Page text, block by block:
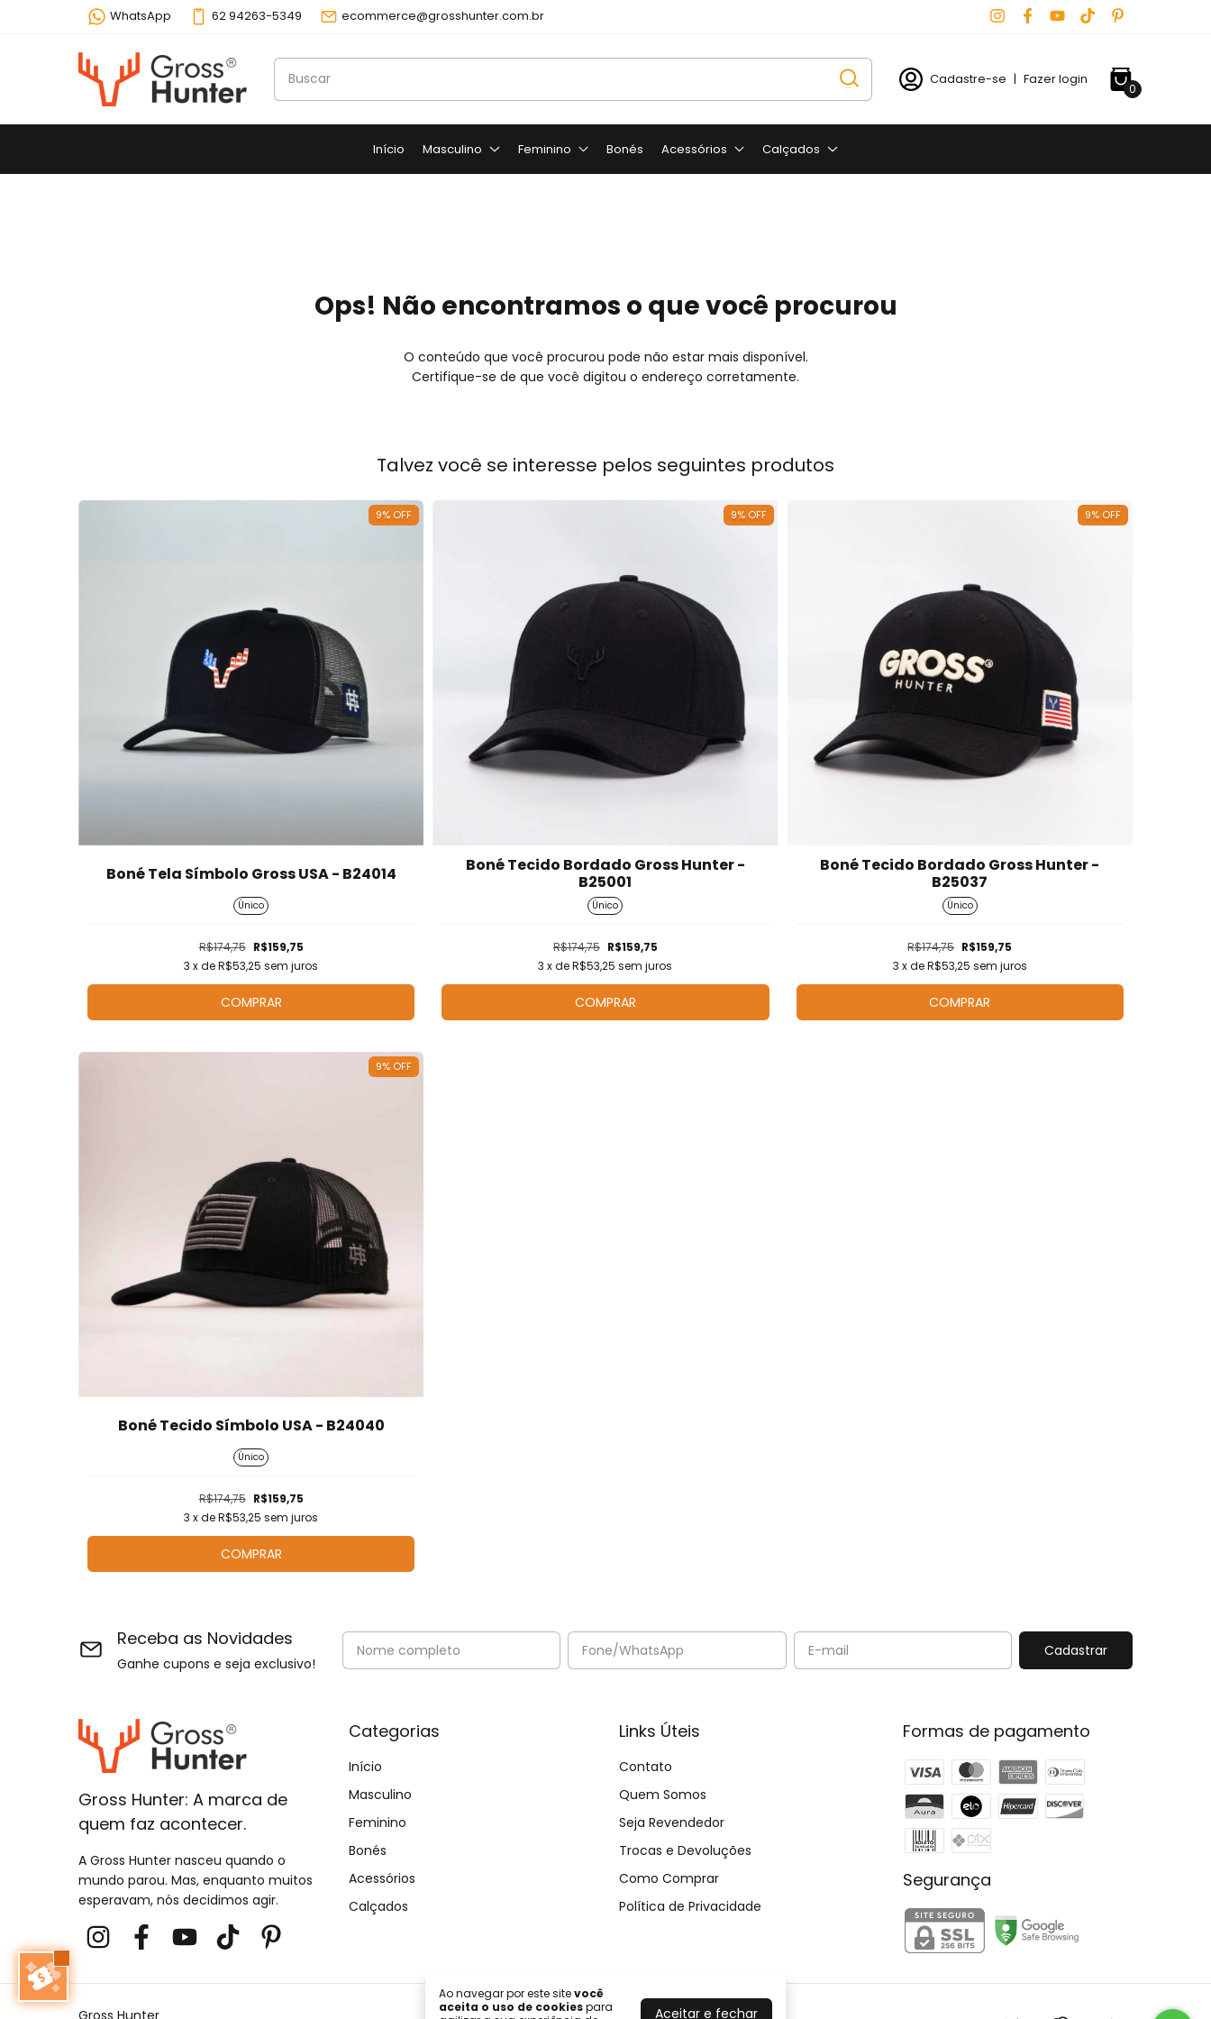
WhatsApp 62 94263-5349 ecommerce@grosshunter.com.br
Cadastre-se | Fazer login
0
Início Masculino Feminino Bonés Acessórios Calçados
Ao navegar por este sitevocê
aceita o uso de cookiespara
Aceitar e fechar
Ops! Não encontramos o que você procurou
O conteúdo que você procurou pode não estar mais disponível.
Certifique-se de que você digitou o endereço corretamente.
Talvez você se interesse pelos seguintes produtos
9% OFF
Boné Tela Símbolo Gross USA - B24014
Único
R$174,75 R$159,75
3 x deR$53,25 sem juros
COMPRAR
9% OFF
Boné Tecido Bordado Gross Hunter -
B25001
Único
R$174,75 R$159,75
3 x deR$53,25 sem juros
COMPRAR
9% OFF
Boné Tecido Bordado Gross Hunter -
B25037
Único
R$174,75 R$159,75
3 x deR$53,25 sem juros
COMPRAR
9% OFF
Boné Tecido Símbolo USA - B24040
Único
R$174,75 R$159,75
3 x deR$53,25 sem juros
COMPRAR
Receba as Novidades
Ganhe cupons e seja exclusivo!
Gross Hunter: A marca de
quem faz acontecer.
A Gross Hunter nasceu quando o
mundo parou. Mas, enquanto muitos
esperavam, nós decidimos agir.
Categorias
Início
Masculino
Feminino
Bonés
Acessórios
Calçados
Links Úteis
Contato
Quem Somos
Seja Revendedor
Trocas e Devoluções
Como Comprar
Política de Privacidade
Formas de pagamento
Segurança